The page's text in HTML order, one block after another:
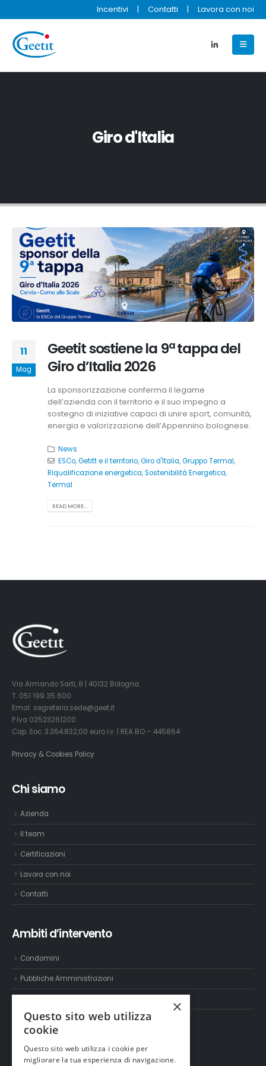
Incentivi | Contatti | Lavora con noi
Giro d'Italia
11
Mag
Geetit sostiene la 9ª tappa del
Giro d’Italia 2026
La sponsorizzazione conferma il legame
dell’azienda con il territorio e il suo impegno a
sostegno di iniziative capaci di unire sport, comunità,
energia e valorizzazione dell’Appennino bolognese.
News
ESCo,Getitt e il territorio,Giro d'Italia,Gruppo Termal,
Riqualificazione energetica,Sostenibilità Energetica,
Termal
READ MORE...
Via Armando Sarti, 8 | 40132 Bologna
T. 051 199 35 600
Emal: segreteria.sede@geet.it
P.Iva 02523261200
Cap. Soc. 3.364.832,00 euro i.v. | REA BO – 445864
Privacy & Cookies Policy
Chi siamo
Azienda
Il team
Certificazioni
Lavora con noi
Contatti
Ambiti d’intervento
Condomini
Pubbliche Amministrazioni
Servizi
Servizio Enercia e EPC
×
Questo sito web utilizza
cookie
Questo sito web utilizza i cookie per
migliorare la tua esperienza di navigazione.